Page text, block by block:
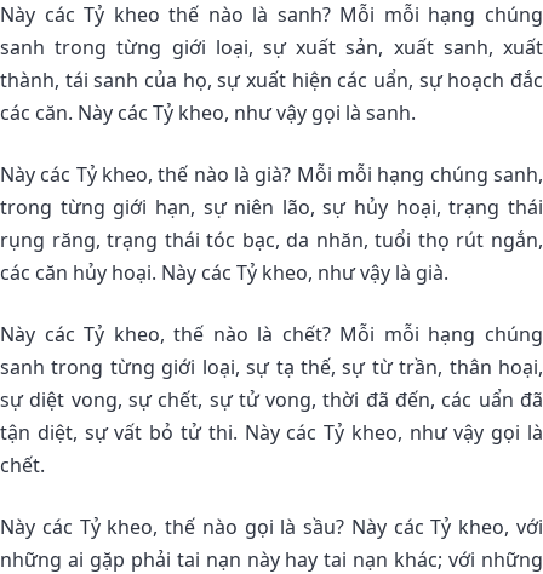
Này các Tỷ kheo thế nào là sanh? Mỗi mỗi hạng chúng
sanh trong từng giới loại, sự xuất sản, xuất sanh, xuất
thành, tái sanh của họ, sự xuất hiện các uẩn, sự hoạch đắc
các căn. Này các Tỷ kheo, như vậy gọi là sanh.
Này các Tỷ kheo, thế nào là già? Mỗi mỗi hạng chúng sanh,
trong từng giới hạn, sự niên lão, sự hủy hoại, trạng thái
rụng răng, trạng thái tóc bạc, da nhăn, tuổi thọ rút ngắn,
các căn hủy hoại. Này các Tỷ kheo, như vậy là già.
Này các Tỷ kheo, thế nào là chết? Mỗi mỗi hạng chúng
sanh trong từng giới loại, sự tạ thế, sự từ trần, thân hoại,
sự diệt vong, sự chết, sự tử vong, thời đã đến, các uẩn đã
tận diệt, sự vất bỏ tử thi. Này các Tỷ kheo, như vậy gọi là
chết.
Này các Tỷ kheo, thế nào gọi là sầu? Này các Tỷ kheo, với
những ai gặp phải tai nạn này hay tai nạn khác; với những